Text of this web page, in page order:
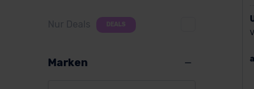
Nur Deals DEALS
Marken